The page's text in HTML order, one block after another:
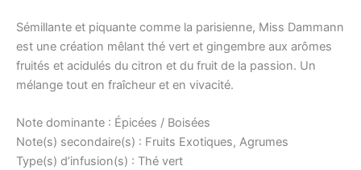
Sémillante et piquante comme la parisienne, Miss Dammann
est une création mêlant thé vert et gingembre aux arômes
fruités et acidulés du citron et du fruit de la passion. Un
mélange tout en fraîcheur et en vivacité.
Note dominante : Épicées / Boisées
Note(s) secondaire(s) : Fruits Exotiques, Agrumes
Type(s) d’infusion(s) : Thé vert